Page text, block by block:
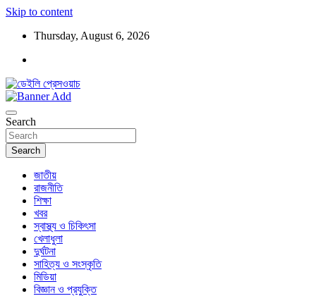
Skip to content
Thursday, August 6, 2026
ডেইলি প্রেসওয়াচ
Search
Search
জাতীয়
রাজনীতি
শিক্ষা
খবর
স্বাস্থ্য ও চিকিৎসা
খেলাধুলা
দুর্ঘটনা
সাহিত্য ও সংস্কৃতি
মিডিয়া
বিজ্ঞান ও প্রযুক্তি